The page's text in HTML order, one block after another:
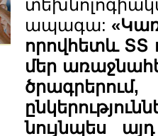
ապագա:
որովհետև ՏՏ
մեր
նույնպես